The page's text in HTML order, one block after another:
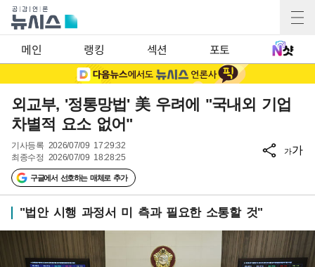
메인 랭킹 섹션 포토
외교부, '정통망법' 美 우려에 "국내외 기업
차별적 요소 없어"
기사등록 2026/07/09 17:29:32
최종수정 2026/07/09 18:28:25
구글에서 선호하는 매체로 추가
가가
"법안 시행 과정서 미 측과 필요한 소통할 것"